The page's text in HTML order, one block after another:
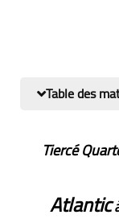
Table des
Tiercé
Atlantic